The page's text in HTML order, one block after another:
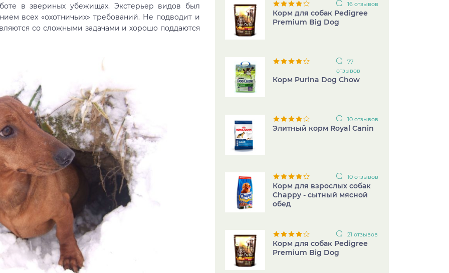
в звериных убежищах. Экстерьер видов был
всех «охотничьих» требований. Не подводит и
со сложными задачами и хорошо поддаются
16 отзывов
Корм для собак Pedigree
Premium Big Dog
77
отзывов
Корм Purina Dog Chow
10 отзывов
Элитный корм Royal Canin
10 отзывов
Корм для взрослых собак
Chappy - сытный мясной
обед
21 отзывов
Корм для собак Pedigree
Premium Big Dog